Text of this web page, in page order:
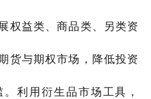
权益类、商品类、另类资
货与期权市场，降低投资
利用衍生品市场工具，